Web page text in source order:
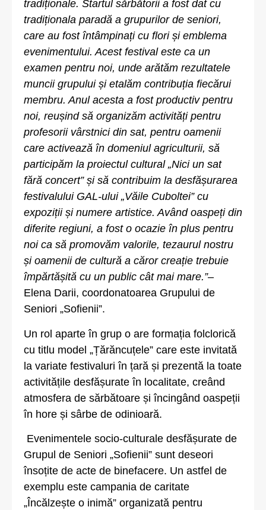
tradiționale. Startul sărbătorii a fost dat cu
tradiționala paradă a grupurilor de seniori,
care au fost întâmpinați cu flori și emblema
evenimentului. Acest festival este ca un
examen pentru noi, unde arătăm rezultatele
muncii grupului și etalăm contribuția fiecărui
membru. Anul acesta a fost productiv pentru
noi, reușind să organizăm activități pentru
profesorii vârstnici din sat, pentru oamenii
care activează în domeniul agriculturii, să
participăm la proiectul cultural „Nici un sat
fără concert” și să contribuim la desfășurarea
festivalului GAL-ului „Văile Cuboltei” cu
expoziții și numere artistice. Având oaspeți din
diferite regiuni, a fost o ocazie în plus pentru
noi ca să promovăm valorile, tezaurul nostru
și oamenii de cultură a căror creație trebuie
împărtășită cu un public cât mai mare.”–
Elena Darii, coordonatoarea Grupului de
Seniori „Sofienii”.
Un rol aparte în grup o are formația folclorică
cu titlu model „Țărăncuțele” care este invitată
la variate festivaluri în țară și prezentă la toate
activitățile desfășurate în localitate, creând
atmosfera de sărbătoare și încingând oaspeții
în hore și sârbe de odinioară.
Evenimentele socio-culturale desfășurate de
Grupul de Seniori „Sofienii” sunt deseori
însoțite de acte de binefacere. Un astfel de
exemplu este campania de caritate
„Încălzește o inimă” organizată pentru